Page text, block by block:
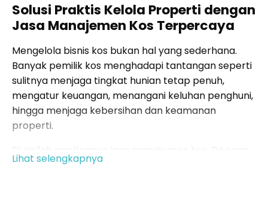
Solusi Praktis Kelola Properti dengan
Jasa Manajemen Kos Terpercaya
Mengelola bisnis kos bukan hal yang sederhana.
Banyak pemilik kos menghadapi tantangan seperti
sulitnya menjaga tingkat hunian tetap penuh,
mengatur keuangan, menangani keluhan penghuni,
hingga menjaga kebersihan dan keamanan
properti.
bantuan profesional, pemilik kos tidak perlu lagi
Lihat selengkapnya